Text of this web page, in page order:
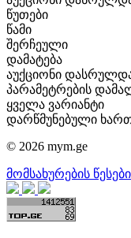
წუთები
წამი
შერჩეული
დამატება
აუქციონი
პარამეტრების
ყველა ვარიანტი
დარწმუნებული
© 2026 mym.ge
მომსახურების წესები